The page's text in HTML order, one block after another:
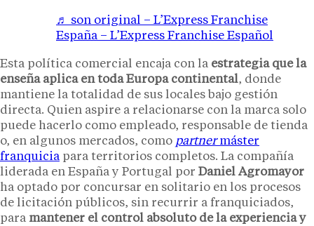
♬ son original – L’Express Franchise
España – L’Express Franchise Español
Esta política comercial encaja con la estrategia que la
enseña aplica en toda Europa continental, donde
mantiene la totalidad de sus locales bajo gestión
directa. Quien aspire a relacionarse con la marca solo
puede hacerlo como empleado, responsable de tienda
o, en algunos mercados, como partnermáster
franquicia para territorios completos. La compañía
liderada en España y Portugal por Daniel Agromayor
ha optado por concursar en solitario en los procesos
de licitación públicos, sin recurrir a franquiciados,
para mantener el control absoluto de la experiencia y